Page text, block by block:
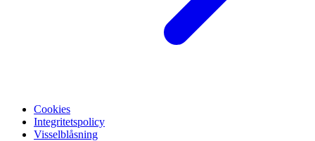
Cookies
Integritetspolicy
Visselblåsning